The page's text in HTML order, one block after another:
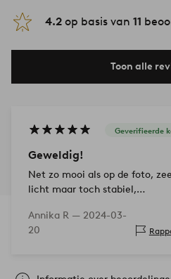
4.2 op basis van 11
Toon alle
Geverifieerde
Geweldig!
Net zo mooi als op de foto,
licht maar toch stabiel,
Annika R — 2024-03-
20